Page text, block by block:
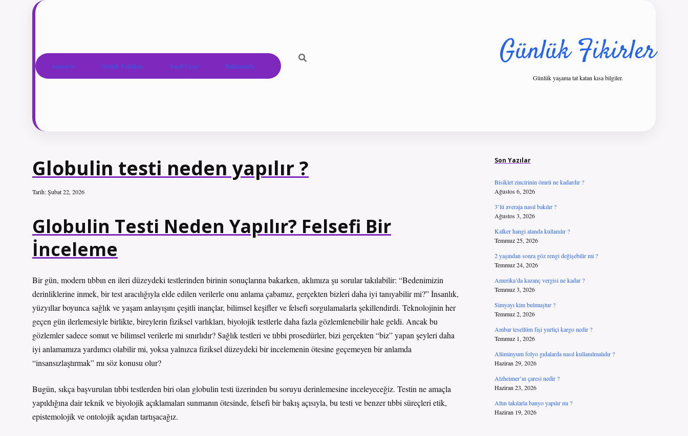
Anasayfa Gizlilik Politikası Yasal Uyarı Hakkımızda Günlük Fikirler
Günlük yaşama tat katan kısa bilgiler.
Globulin testi neden yapılır ?
Tarih: Şubat 22, 2026
Globulin Testi Neden Yapılır? Felsefi Bir
İnceleme
Bir gün, modern tıbbın en ileri düzeydeki testlerinden birinin sonuçlarına bakarken, aklımıza şu sorular takılabilir: “Bedenimizin
derinliklerine inmek, bir test aracılığıyla elde edilen verilerle onu anlama çabamız, gerçekten bizleri daha iyi tanıyabilir mi?” İnsanlık,
yüzyıllar boyunca sağlık ve yaşam anlayışını çeşitli inançlar, bilimsel keşifler ve felsefi sorgulamalarla şekillendirdi. Teknolojinin her
geçen gün ilerlemesiyle birlikte, bireylerin fiziksel varlıkları, biyolojik testlerle daha fazla gözlemlenebilir hale geldi. Ancak bu
gözlemler sadece somut ve bilimsel verilerle mi sınırlıdır? Sağlık testleri ve tıbbi prosedürler, bizi gerçekten “biz” yapan şeyleri daha
iyi anlamamıza yardımcı olabilir mi, yoksa yalnızca fiziksel düzeydeki bir incelemenin ötesine geçemeyen bir anlamda
“insansızlaştırmak” mı söz konusu olur?
Bugün, sıkça başvurulan tıbbi testlerden biri olan globulin testi üzerinden bu soruyu derinlemesine inceleyeceğiz. Testin ne amaçla
yapıldığına dair teknik ve biyolojik açıklamaları sunmanın ötesinde, felsefi bir bakış açısıyla, bu testi ve benzer tıbbi süreçleri etik,
epistemolojik ve ontolojik açıdan tartışacağız.
Son Yazılar
Bisiklet zincirinin ömrü ne kadardır ?
Ağustos 6, 2026
3’lü averaja nasıl bakılır ?
Ağustos 3, 2026
Kalker hangi alanda kullanılır ?
Temmuz 25, 2026
2 yaşından sonra göz rengi değişebilir mi ?
Temmuz 24, 2026
Amerika’da kazanç vergisi ne kadar ?
Temmuz 3, 2026
Simyayı kim bulmuştur ?
Temmuz 2, 2026
Ambar tesellüm fişi yurtiçi kargo nedir ?
Temmuz 1, 2026
Alüminyum folyo gıdalarda nasıl kullanılmalıdır ?
Haziran 29, 2026
Alzheimer’ın çaresi nedir ?
Haziran 23, 2026
Altın takılarla banyo yapılır mı ?
Haziran 19, 2026